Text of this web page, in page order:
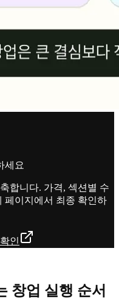
세요
합니다. 가격, 섹션별 수
페이지에서 최종 확인하
인
창업 실행 순서